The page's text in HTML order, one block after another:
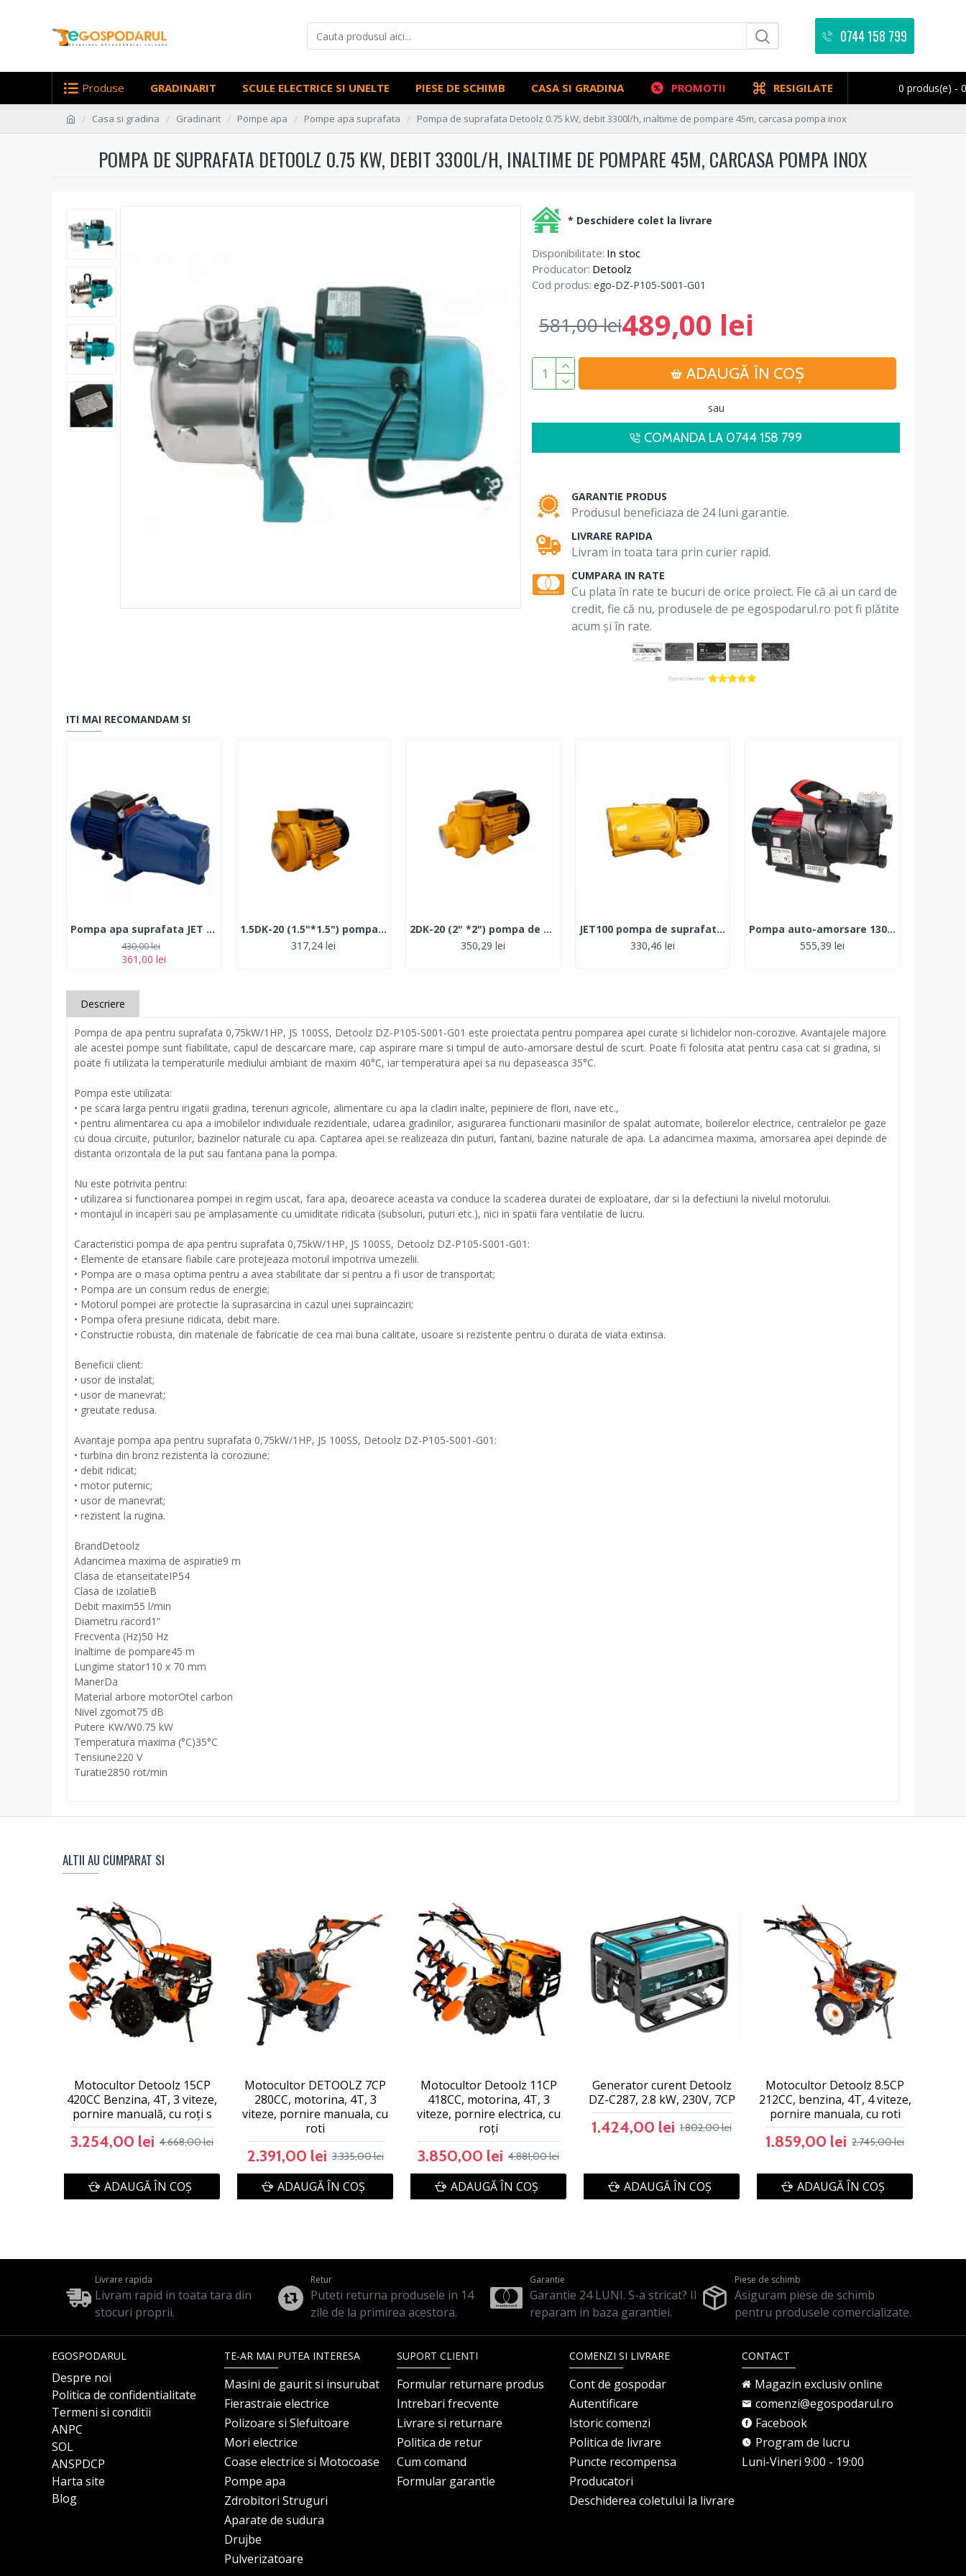
0744 158 799
Produse GRADINARIT SCULE ELECTRICE SI UNELTE PIESE DE SCHIMB CASA SI GRADINA PROMOTII RESIGILATE 0 produs(e) -
Casa si gradina Gradinarit Pompe apa Pompe apa suprafata Pompa de suprafata Detoolz 0.75 kW, debit 3300l/h, inaltime de pompare 45m, carcasa pompa inox
POMPA DE SUPRAFATA DETOOLZ 0.75 KW, DEBIT 3300L/H, INALTIME DE POMPARE 45M, CARCASA POMPA INOX
Disponibilitate: In stoc
Producator: Detoolz
Cod produs: ego-DZ-P105-S001-G01
489,00 lei
581,00 lei
ADAUGĂ ÎN COŞ
* Deschidere colet la livrare
sau
COMANDA LA 0744 158 799
GARANTIE PRODUS
Produsul beneficiaza de 24 luni garantie.
LIVRARE RAPIDA
Livram in toata tara prin curier rapid.
CUMPARA IN RATE
Cu plata în rate te bucuri de orice proiect. Fie că ai un card de
credit, fie că nu, produsele de pe egospodarul.ro pot fi plătite
acum și în rate.
ITI MAI RECOMANDAM SI
Pompa apa suprafata JET 100L Micul Fermier, 1500 W, 42 m
361,00 lei
430,00 lei
1.5DK-20 (1.5"*1.5") pompa de suprafata ROTOR, produsul contine taxa TV 5.5 lei
317,24 lei
2DK-20 (2" *2") pompa de suprafata ROTOR, produsul contine taxa TV 5.5 lei
350,29 lei
JET100 pompa de suprafata ROTOR, produsul contine taxa TV 5.5 lei
330,46 lei
Pompa auto-amorsare 1300W 1" 80L/min 48m filtru apa RDP-WP57
555,39 lei
Descriere
Pompa de apa pentru suprafata 0,75kW/1HP, JS 100SS, Detoolz DZ-P105-S001-G01 este proiectata pentru pomparea apei curate si lichidelor non-corozive. Avantajele majore
ale acestei pompe sunt fiabilitate, capul de descarcare mare, cap aspirare mare si timpul de auto-amorsare destul de scurt. Poate fi folosita atat pentru casa cat si gradina, si
poate fi utilizata la temperaturile mediului ambiant de maxim 40°C, iar temperatura apei sa nu depaseasca 35°C.
Pompa este utilizata:
• pe scara larga pentru irigatii gradina, terenuri agricole, alimentare cu apa la cladiri inalte, pepiniere de flori, nave etc.,
• pentru alimentarea cu apa a imobilelor individuale rezidentiale, udarea gradinilor, asigurarea functionarii masinilor de spalat automate, boilerelor electrice, centralelor pe gaze
cu doua circuite, puturilor, bazinelor naturale cu apa. Captarea apei se realizeaza din puturi, fantani, bazine naturale de apa. La adancimea maxima, amorsarea apei depinde de
distanta orizontala de la put sau fantana pana la pompa.
Nu este potrivita pentru:
• utilizarea si functionarea pompei in regim uscat, fara apa, deoarece aceasta va conduce la scaderea duratei de exploatare, dar si la defectiuni la nivelul motorului.
• montajul in incaperi sau pe amplasamente cu umiditate ridicata (subsoluri, puturi etc.), nici in spatii fara ventilatie de lucru.
Caracteristici pompa de apa pentru suprafata 0,75kW/1HP, JS 100SS, Detoolz DZ-P105-S001-G01:
• Elemente de etansare fiabile care protejeaza motorul impotriva umezelii.
• Pompa are o masa optima pentru a avea stabilitate dar si pentru a fi usor de transportat;
• Pompa are un consum redus de energie;
• Motorul pompei are protectie la suprasarcina in cazul unei supraincaziri;
• Pompa ofera presiune ridicata, debit mare.
• Constructie robusta, din materiale de fabricatie de cea mai buna calitate, usoare si rezistente pentru o durata de viata extinsa.
Beneficii client:
• usor de instalat;
• usor de manevrat;
• greutate redusa.
Avantaje pompa apa pentru suprafata 0,75kW/1HP, JS 100SS, Detoolz DZ-P105-S001-G01:
• turbina din bronz rezistenta la coroziune;
• debit ridicat;
• motor puternic;
• usor de manevrat;
• rezistent la rugina.
BrandDetoolz
Adancimea maxima de aspiratie9 m
Clasa de etanseitateIP54
Clasa de izolatieB
Debit maxim55 l/min
Diametru racord1”
Frecventa (Hz)50 Hz
Inaltime de pompare45 m
Lungime stator110 x 70 mm
ManerDa
Material arbore motorOtel carbon
Nivel zgomot75 dB
Putere KW/W0.75 kW
Temperatura maxima (°C)35°C
Tensiune220 V
Turatie2850 rot/min
ALTII AU CUMPARAT SI
Motocultor Detoolz 15CP
420CC Benzina, 4T, 3 viteze,
pornire manuală, cu roți s
3.254,00 lei 4.668,00 lei
ADAUGĂ ÎN COŞ
Motocultor DETOOLZ 7CP
280CC, motorina, 4T, 3
viteze, pornire manuala, cu
roti
2.391,00 lei 3.335,00 lei
ADAUGĂ ÎN COŞ
Motocultor Detoolz 11CP
418CC, motorina, 4T, 3
viteze, pornire electrica, cu
roți
3.850,00 lei 4.881,00 lei
ADAUGĂ ÎN COŞ
Generator curent Detoolz
DZ-C287, 2.8 kW, 230V, 7CP
1.424,00 lei 1.802,00 lei
ADAUGĂ ÎN COŞ
Motocultor Detoolz 8.5CP
212CC, benzina, 4T, 4 viteze,
pornire manuala, cu roti
1.859,00 lei 2.745,00 lei
ADAUGĂ ÎN COŞ
Livrare rapida
Livram rapid in toata tara din
stocuri proprii.
Retur
Puteti returna produsele in 14
zile de la primirea acestora.
Garantie
Garantie 24 LUNI. S-a stricat? Il
reparam in baza garantiei.
Piese de schimb
Asiguram piese de schimb
pentru produsele comercializate.
EGOSPODARUL
Despre noi
Politica de confidentialitate
Termeni si conditii
ANPC
SOL
ANSPDCP
Harta site
Blog
TE-AR MAI PUTEA INTERESA
Masini de gaurit si insurubat
Fierastraie electrice
Polizoare si Slefuitoare
Mori electrice
Coase electrice si Motocoase
Pompe apa
Zdrobitori Struguri
Aparate de sudura
Drujbe
Pulverizatoare
SUPORT CLIENTI
Formular returnare produs
Intrebari frecvente
Livrare si returnare
Politica de retur
Cum comand
Formular garantie
COMENZI SI LIVRARE
Cont de gospodar
Autentificare
Istoric comenzi
Politica de livrare
Puncte recompensa
Producatori
Deschiderea coletului la livrare
CONTACT
Magazin exclusiv online
comenzi@egospodarul.ro
Facebook
Program de lucru
Luni-Vineri 9:00 - 19:00